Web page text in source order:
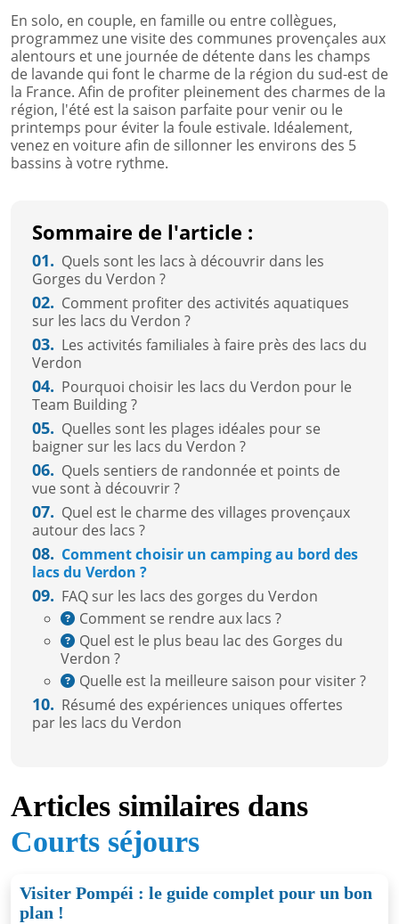
En solo, en couple, en famille ou entre collègues,
programmez une visite des communes provençales aux
alentours et une journée de détente dans les champs
de lavande qui font le charme de la région du sud-est de
la France. Afin de profiter pleinement des charmes de la
région, l'été est la saison parfaite pour venir ou le
printemps pour éviter la foule estivale. Idéalement,
venez en voiture afin de sillonner les environs des 5
bassins à votre rythme.
Sommaire de l'article :
01. Quels sont les lacs à découvrir dans les
Gorges du Verdon ?
02. Comment profiter des activités aquatiques
sur les lacs du Verdon ?
03. Les activités familiales à faire près des lacs du
Verdon
04. Pourquoi choisir les lacs du Verdon pour le
Team Building ?
05. Quelles sont les plages idéales pour se
baigner sur les lacs du Verdon ?
06. Quels sentiers de randonnée et points de
vue sont à découvrir ?
07. Quel est le charme des villages provençaux
autour des lacs ?
08. Comment choisir un camping au bord des
lacs du Verdon ?
09. FAQ sur les lacs des gorges du Verdon
Comment se rendre aux lacs ?
Quel est le plus beau lac des Gorges du
Verdon ?
Quelle est la meilleure saison pour visiter ?
10. Résumé des expériences uniques offertes
par les lacs du Verdon
Articles similaires dans
Courts séjours
Visiter Pompéi : le guide complet pour un bon
plan !